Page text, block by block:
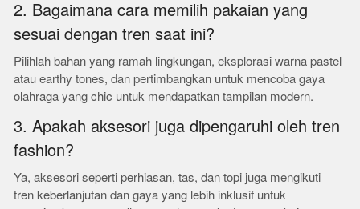
2. Bagaimana cara memilih pakaian yang
sesuai dengan tren saat ini?
Pilihlah bahan yang ramah lingkungan, eksplorasi warna pastel
atau earthy tones, dan pertimbangkan untuk mencoba gaya
olahraga yang chic untuk mendapatkan tampilan modern.
3. Apakah aksesori juga dipengaruhi oleh tren
fashion?
Ya, aksesori seperti perhiasan, tas, dan topi juga mengikuti
tren keberlanjutan dan gaya yang lebih inklusif untuk